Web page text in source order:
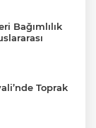
Bağımlılık
Toprak